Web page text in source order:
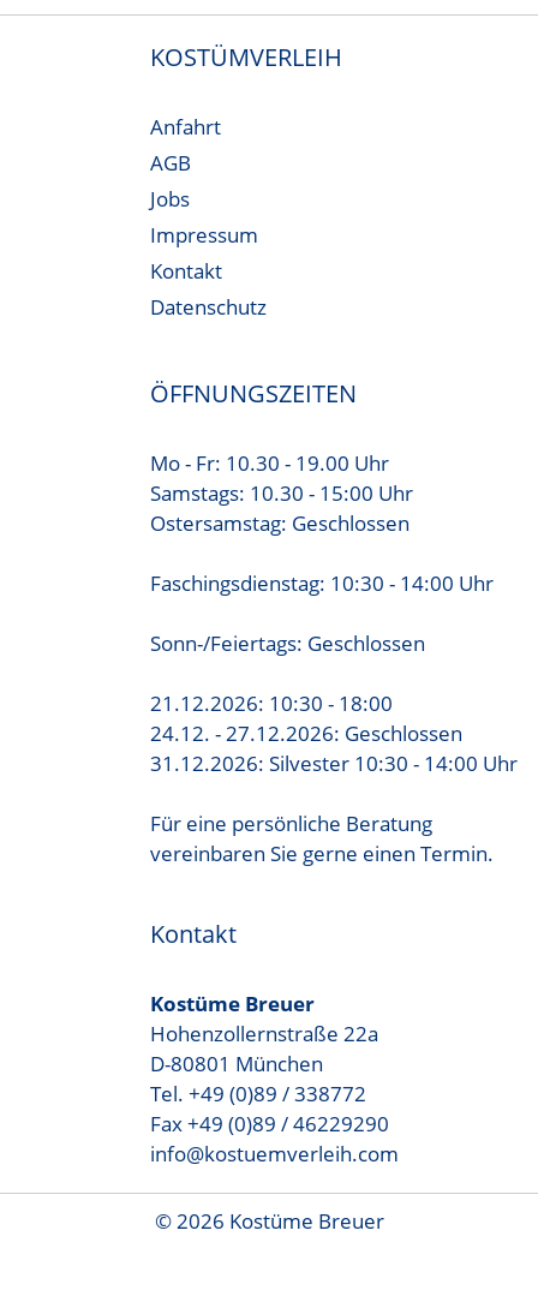
KOSTÜMVERLEIH
Anfahrt
AGB
Jobs
Impressum
Kontakt
Datenschutz
ÖFFNUNGSZEITEN
Mo - Fr: 10.30 - 19.00 Uhr
Samstags: 10.30 - 15:00 Uhr
Ostersamstag: Geschlossen
Faschingsdienstag: 10:30 - 14:00 Uhr
Sonn-/Feiertags: Geschlossen
21.12.2026: 10:30 - 18:00
24.12. - 27.12.2026: Geschlossen
31.12.2026: Silvester 10:30 - 14:00 Uhr
Für eine persönliche Beratung
vereinbaren Sie gerne einen Termin.
Kontakt
Kostüme Breuer
Hohenzollernstraße 22a
D-80801 München
Tel. +49 (0)89 / 338772
Fax +49 (0)89 / 46229290
info@kostuemverleih.com
© 2026 Kostüme Breuer